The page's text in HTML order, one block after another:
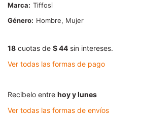
Marca
Tiffosi
Género
Hombre, Mujer
18 cuotas de $ 44 sin intereses.
Ver todas las formas de pago
Recibelo entre hoy y lunes
Ver todas las formas de envíos